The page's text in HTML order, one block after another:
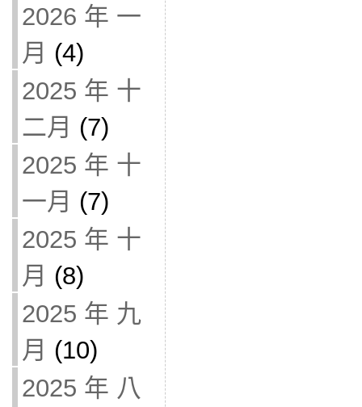
2026 年 一
月 (4)
2025 年 十
二月 (7)
2025 年 十
一月 (7)
2025 年 十
月 (8)
2025 年 九
月 (10)
2025 年 八